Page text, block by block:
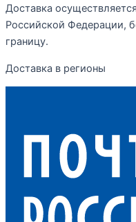
Доставка
Российской Федерации,
границу.
Доставка в регионы